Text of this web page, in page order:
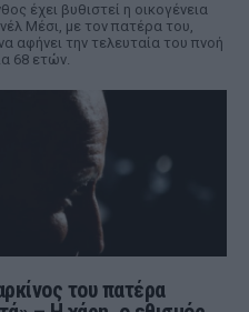
έχει βυθιστεί η οικογένεια
Μέσι, με τον πατέρα του,
αφήνει την τελευταία του πνοή
68 ετών.
του πατέρα